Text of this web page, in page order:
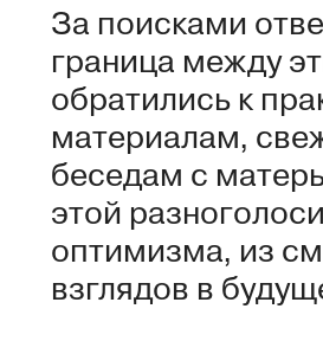
За поисками
граница между
обратились к
материалам,
беседам с
этой
оптимизма, из
взглядов в